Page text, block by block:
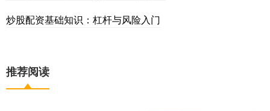
炒股配资基础知识：杠杆与风险入门
推荐阅读